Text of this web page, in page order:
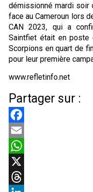
démissionné mardi soir
face au Cameroun lors
CAN 2023, qui a
Saintfiet était en
Scorpions en quart de
pour leur première
www.refletinfo.net
Partager sur :
Facebook
Email
WhatsApp
X